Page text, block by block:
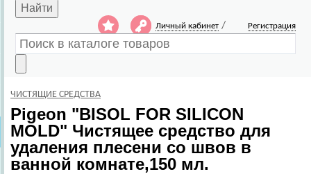
Найти
Личный кабинет / Регистрация
ЧИСТЯЩИЕ СРЕДСТВА
Pigeon "BISOL FOR SILICON
MOLD" Чистящее средство для
удаления плесени со швов в
ванной комнате,150 мл.